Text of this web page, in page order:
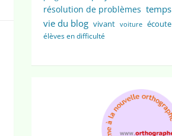
résolution de problèmes temps
vie du blog vivant voiture écoute
élèves en difficulté